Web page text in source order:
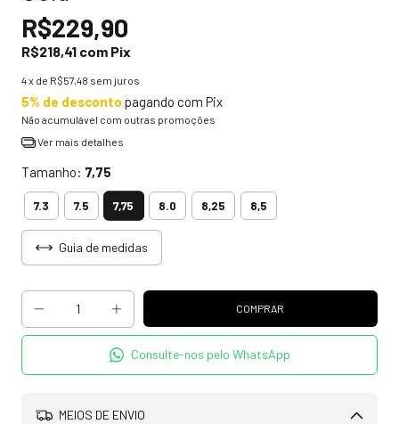
R$229,90
R$218,41 com Pix
4x de R$57,48 sem juros
5% de desconto pagando com Pix
Não acumulável com outras promoções
Ver mais detalhes
Tamanho: 7,75
7.3 7.5 7,75 8.0 8,25 8,5
Guia de medidas
Consulte-nos pelo WhatsApp
MEIOS DE ENVIO